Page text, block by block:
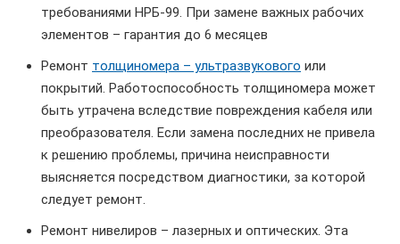
требованиями НРБ-99. При замене важных рабочих
элементов – гарантия до 6 месяцев
Ремонт толщиномера – ультразвукового или
покрытий. Работоспособность толщиномера может
быть утрачена вследствие повреждения кабеля или
преобразователя. Если замена последних не привела
к решению проблемы, причина неисправности
выясняется посредством диагностики, за которой
следует ремонт.
Ремонт нивелиров – лазерных и оптических. Эта